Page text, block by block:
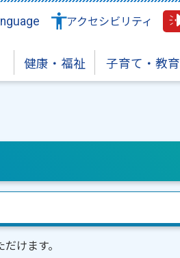
アクセシビリティ
健康・福祉 子育て・教育
けます。